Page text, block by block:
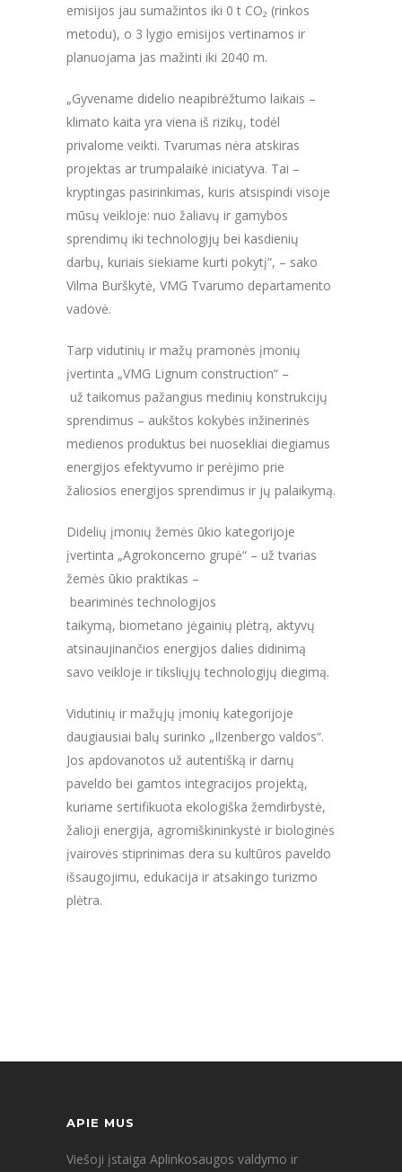
emisijos jau sumažintos iki 0 t CO₂ (rinkos
metodu), o 3 lygio emisijos vertinamos ir
planuojama jas mažinti iki 2040 m.
„Gyvename didelio neapibrėžtumo laikais –
klimato kaita yra viena iš rizikų, todėl
privalome veikti. Tvarumas nėra atskiras
projektas ar trumpalaikė iniciatyva. Tai –
kryptingas pasirinkimas, kuris atsispindi visoje
mūsų veikloje: nuo žaliavų ir gamybos
sprendimų iki technologijų bei kasdienių
darbų, kuriais siekiame kurti pokytį“, – sako
Vilma Burškytė, VMG Tvarumo departamento
vadovė.
Tarp vidutinių ir mažų pramonės įmonių
įvertinta „VMG Lignum construction“ –
už taikomus pažangius medinių konstrukcijų
sprendimus – aukštos kokybės inžinerinės
medienos produktus bei nuosekliai diegiamus
energijos efektyvumo ir perėjimo prie
žaliosios energijos sprendimus ir jų palaikymą.
Didelių įmonių žemės ūkio kategorijoje
įvertinta „Agrokoncerno grupė“ – už tvarias
žemės ūkio praktikas –
beariminės technologijos
taikymą, biometano jėgainių plėtrą, aktyvų
atsinaujinančios energijos dalies didinimą
savo veikloje ir tiksliųjų technologijų diegimą.
Vidutinių ir mažųjų įmonių kategorijoje
daugiausiai balų surinko „Ilzenbergo valdos“.
Jos apdovanotos už autentišką ir darnų
paveldo bei gamtos integracijos projektą,
kuriame sertifikuota ekologiška žemdirbystė,
žalioji energija, agromiškininkystė ir biologinės
įvairovės stiprinimas dera su kultūros paveldo
išsaugojimu, edukacija ir atsakingo turizmo
plėtra.
APIE MUS
Viešoji įstaiga Aplinkosaugos valdymo ir